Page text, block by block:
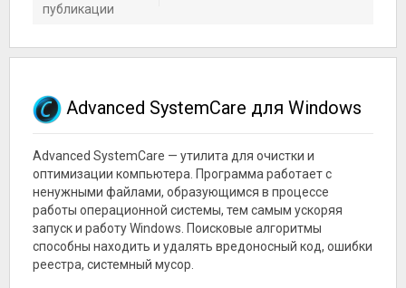
публикации
Advanced SystemCare для Windows
Advanced SystemCare — утилита для очистки и
оптимизации компьютера. Программа работает с
ненужными файлами, образующимся в процессе
работы операционной системы, тем самым ускоряя
запуск и работу Windows. Поисковые алгоритмы
способны находить и удалять вредоносный код, ошибки
реестра, системный мусор.